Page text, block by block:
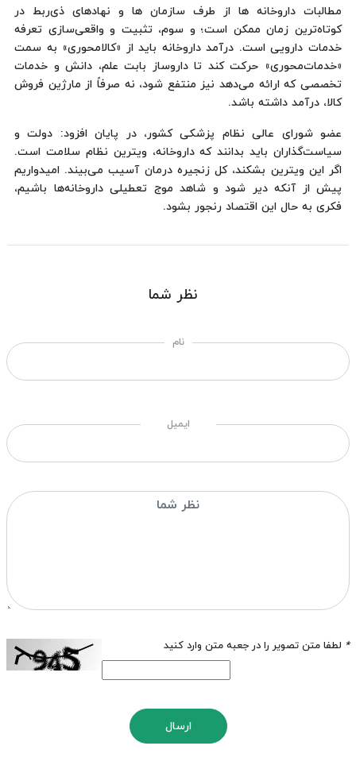
مطالبات داروخانه ها از طرف سازمان ها و نهادهای ذی‌ربط در
کوتاه‌ترین زمان ممکن است؛ و سوم، تثبیت و واقعی‌سازی تعرفه
خدمات دارویی است. درآمد داروخانه باید از «کالامحوری» به سمت
«خدمات‌محوری» حرکت کند تا داروساز بابت علم، دانش و خدمات
تخصصی که ارائه می‌دهد نیز منتفع شود، نه صرفاً از مارژین فروش
کالا، درآمد داشته باشد.
عضو شورای عالی نظام پزشکی کشور، در پایان افزود: دولت و
سیاست‌گذاران باید بدانند که داروخانه، ویترین نظام سلامت است.
اگر این ویترین بشکند، کل زنجیره درمان آسیب می‌بیند. امیدواریم
پیش از آنکه دیر شود و شاهد موج تعطیلی داروخانه‌ها باشیم،
فکری به حال این اقتصاد رنجور بشود.
نظر شما
نام
ایمیل
* لطفا متن تصویر را در جعبه متن وارد کنید
ارسال